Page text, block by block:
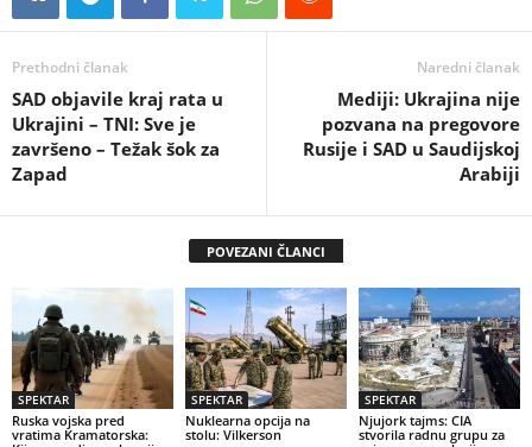
Prethodni članak
SAD objavile kraj rata u
Ukrajini – TNI: Sve je
završeno – Težak šok za
Zapad
Naredni članak
Mediji: Ukrajina nije
pozvana na pregovore
Rusije i SAD u Saudijskoj
Arabiji
POVEZANI ČLANCI
SPEKTAR
Ruska vojska pred
vratima Kramatorska:
SPEKTAR
Nuklearna opcija na
stolu: Vilkerson
SPEKTAR
Njujork tajms: CIA
stvorila radnu grupu za